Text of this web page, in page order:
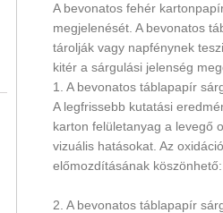
A bevonatos fehér
megjelenését. A bevonatos
tárolják vagy napfénynek
kitér a sárgulási jelenség
1. A bevonatos táblapapír
A legfrissebb kutatási
karton felületanyag a levegő
vizuális hatásokat. Az
előmozdításának
2. A bevonatos táblapapír